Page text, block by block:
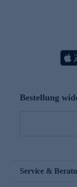
Bestellung
Service &